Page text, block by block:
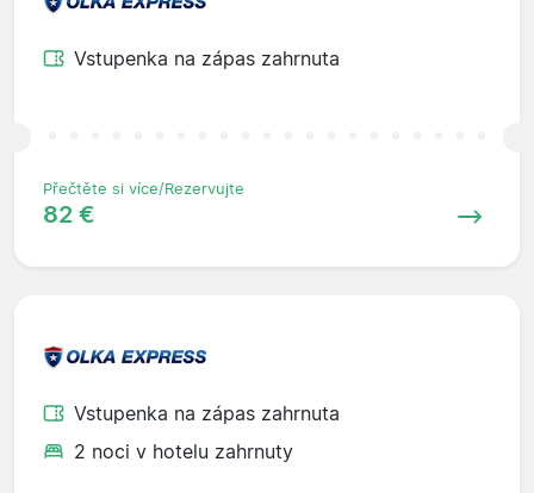
Vstupenka na zápas zahrnuta
Přečtěte si více/Rezervujte
82 €
Vstupenka na zápas zahrnuta
2 noci v hotelu zahrnuty